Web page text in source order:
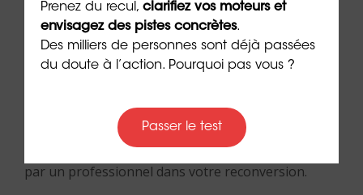
CPF pour financer votre
bilan de compétences ?
Plusieurs moyens definancementsont possibles
pour un bilan de compétences. Alors ne passez pas
à côté de cette occasion unique d’être accompagné
par un professionnel dans votre reconversion.
Prenez du recul, clarifiez vos moteurs et
envisagez des pistes concrètes.
Des milliers de personnes sont déjà passées
du doute à l’action. Pourquoi pas vous ?
Passer le test